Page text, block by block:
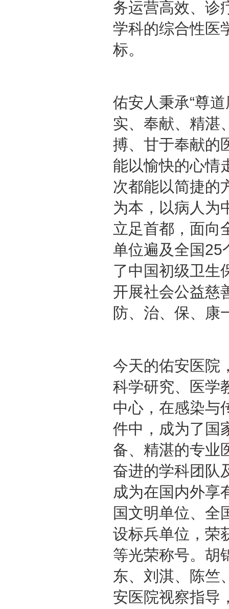
务运营高效、诊
学科的综合性医
标。
佑安人秉承“尊
实、奉献、精湛
搏、甘于奉献的
能以愉快的心情
次都能以简捷的
为本，以病人为
立足首都，面向
单位遍及全国25
了中国初级卫生
开展社会公益慈
防、治、保、康
今天的佑安医院
科学研究、医学
中心，在感染与
件中，成为了国
备、精湛的专业
奋进的学科团队
成为在国内外享
国文明单位、全
设标兵单位，荣
等光荣称号。胡
东、刘淇、陈竺
安医院视察指导